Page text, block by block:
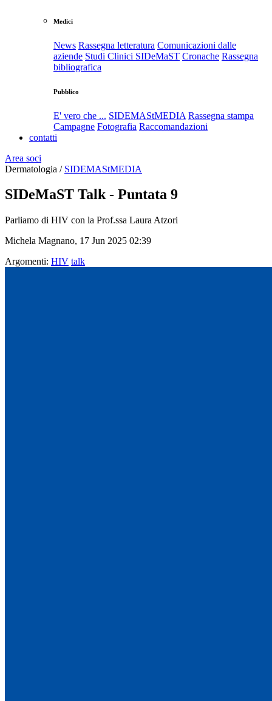
Medici
News Rassegna letteratura Comunicazioni dalle
aziende Studi Clinici SIDeMaST Cronache Rassegna
bibliografica
Pubblico
E' vero che ... SIDEMAStMEDIA Rassegna stampa
Campagne Fotografia Raccomandazioni
contatti
Area soci
Dermatologia / SIDEMAStMEDIA
SIDeMaST Talk - Puntata 9
Parliamo di HIV con la Prof.ssa Laura Atzori
Michela Magnano, 17 Jun 2025 02:39
Argomenti: HIV talk